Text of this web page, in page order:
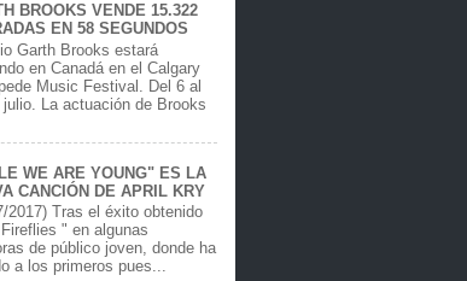
BROOKS VENDE 15.322
EN 58 SEGUNDOS
Garth Brooks estará
en Canadá en el Calgary
Music Festival. Del 6 al
julio. La actuación de Brooks
WE ARE YOUNG" ES LA
CANCIÓN DE APRIL KRY
2017) Tras el éxito obtenido
" en algunas
de público joven, donde ha
a los primeros pues...